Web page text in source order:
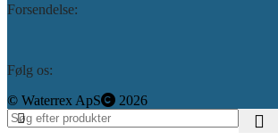
Forsendelse:
Følg os:
©️ Waterrex ApS 2026